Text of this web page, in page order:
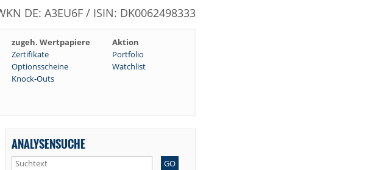
DE: A3EU6F / ISIN: DK0062498333
zugeh. Wertpapiere
Aktion
Zertifikate
Portfolio
Optionsscheine
Watchlist
Knock-Outs
ANALYSENSUCHE
GO